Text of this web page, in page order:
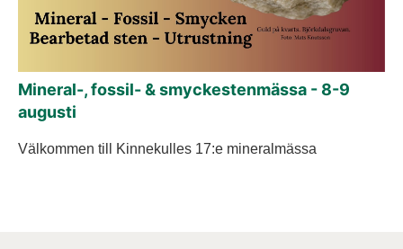
Mineral-, fossil- & smyckestenmässa - 8-9
augusti
Välkommen till Kinnekulles 17:e mineralmässa